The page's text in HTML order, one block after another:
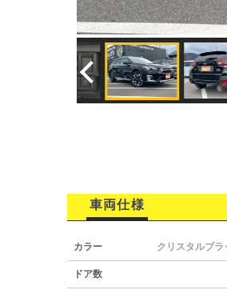
車両仕様
カラー クリスタルブラ
ドア数